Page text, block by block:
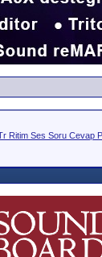
Ritim Ses Soru Cevap